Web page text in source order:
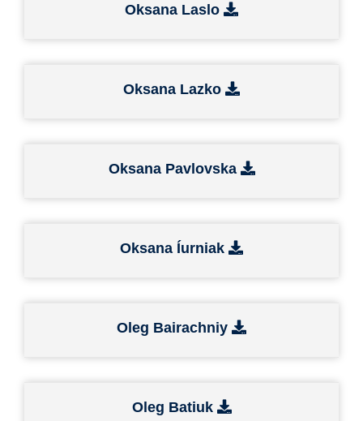
Oksana Laslo
Oksana Lazko
Oksana Pavlovska
Oksana Íurniak
Oleg Bairachniy
Oleg Batiuk